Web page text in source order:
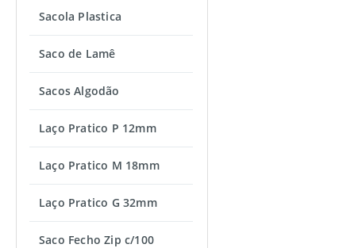
Sacola Plastica
Saco de Lamê
Sacos Algodão
Laço Pratico P 12mm
Laço Pratico M 18mm
Laço Pratico G 32mm
Saco Fecho Zip c/100